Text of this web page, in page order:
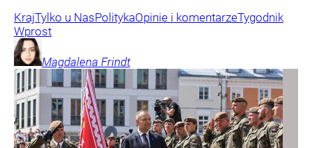
KrajTylko u NasPolitykaOpinie i komentarzeTygodnik
Wprost
Magdalena Frindt